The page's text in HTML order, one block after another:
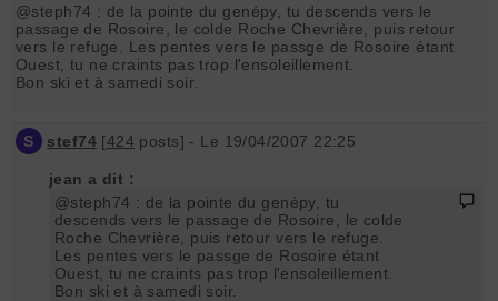
@steph74 : de la pointe du genépy, tu descends vers le
passage de Rosoire, le colde Roche Chevrière, puis retour
vers le refuge. Les pentes vers le passge de Rosoire étant
Ouest, tu ne craints pas trop l'ensoleillement.
Bon ski et à samedi soir.
S stef74[424 posts] - Le 19/04/2007 22:25
jean a dit :
@steph74 : de la pointe du genépy, tu
descends vers le passage de Rosoire, le colde
Roche Chevrière, puis retour vers le refuge.
Les pentes vers le passge de Rosoire étant
Ouest, tu ne craints pas trop l'ensoleillement.
Bon ski et à samedi soir.